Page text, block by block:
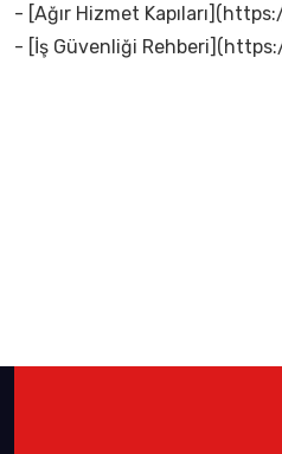
- [Ağır Hizmet
- [İş Güvenliği